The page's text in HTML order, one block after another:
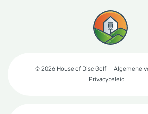
© 2026 House of Disc Golf
Algemene
Privacybeleid